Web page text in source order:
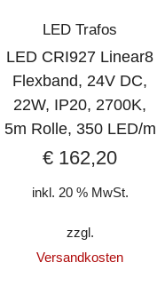
LED Trafos
LED CRI927 Linear8
Flexband, 24V DC,
22W, IP20, 2700K,
5m Rolle, 350 LED/m
€ 162,20
inkl. 20 % MwSt.
zzgl.
Versandkosten